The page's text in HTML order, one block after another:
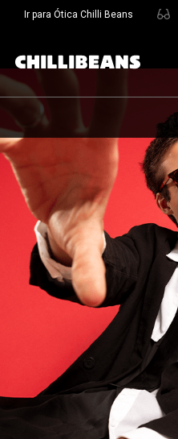
Ir para Ótica Chilli Beans